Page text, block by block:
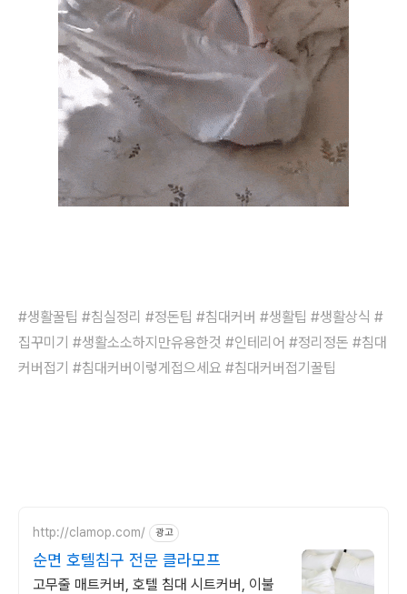
#생활꿀팁 #침실정리 #정돈팁 #침대커버 #생활팁 #생활상식 #
집꾸미기 #생활소소하지만유용한것 #인테리어 #정리정돈 #침대
커버접기 #침대커버이렇게접으세요 #침대커버접기꿀팁
http://clamop.com/ 광고
순면 호텔침구 전문 클라모프
고무줄 매트커버, 호텔 침대 시트커버, 이불